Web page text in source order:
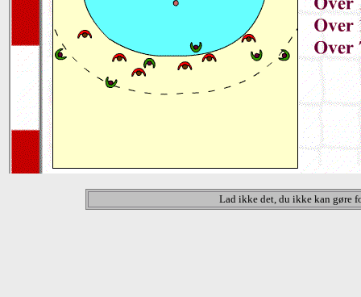
Lad ikke det, du ikke kan gøre